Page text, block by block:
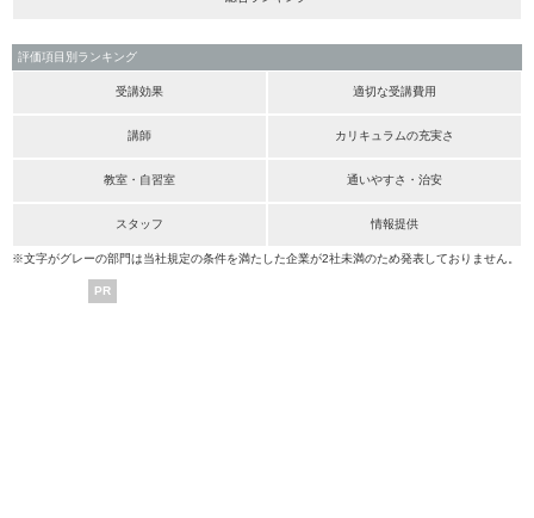
評価項目別ランキング
受講効果 適切な受講費用
講師 カリキュラムの充実さ
教室・自習室 通いやすさ・治安
スタッフ 情報提供
※文字がグレーの部門は当社規定の条件を満たした企業が2社未満のため発表しておりません。
PR